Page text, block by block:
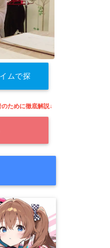
ムで探
ために徹底解説↓